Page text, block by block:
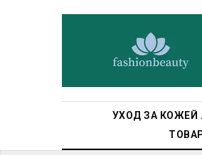
УХОД ЗА КОЖЕЙ
ВОЙТИ
ПАРОЛЬ?